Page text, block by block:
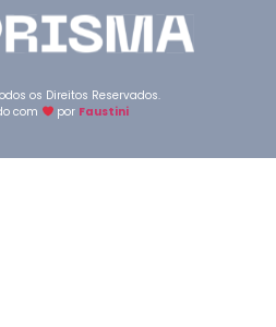
os Direitos Reservados.
com
por Faustini